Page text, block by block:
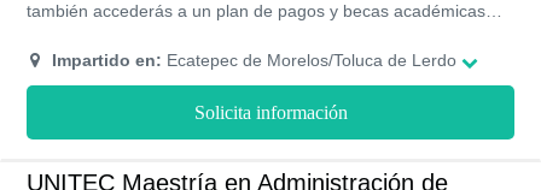
también accederás a un plan de pagos y becas académicas
Todos los títulos de esta universidad cuentan con la
certificación y validez de la SEP.
Impartido en: Ecatepec de Morelos/Toluca de Lerdo
Solicita información
UNITEC Maestría en Administración de